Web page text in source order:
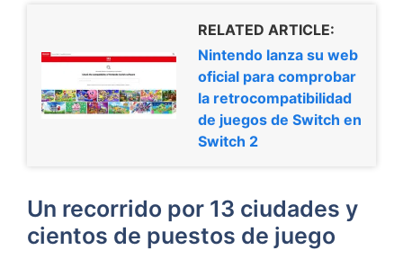
RELATED ARTICLE:
Nintendo lanza su web
oficial para comprobar
la retrocompatibilidad
de juegos de Switch en
Switch 2
Un recorrido por 13 ciudades y
cientos de puestos de juego